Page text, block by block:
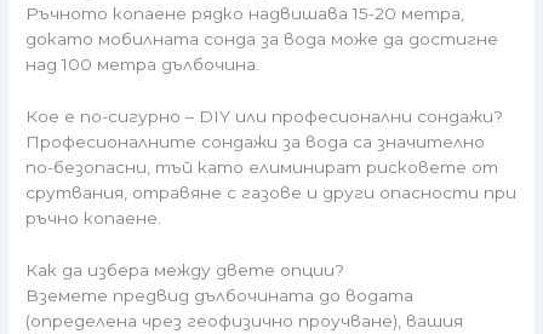
Ръчното копаене рядко надвишава 15-20 метра,
докато мобилната сонда за вода може да достигне
над 100 метра дълбочина.
Кое е по-сигурно – DIY или професионални сондажи?
Професионалните сондажи за вода са значително
по-безопасни, тъй като елиминират рисковете от
срутвания, отравяне с газове и други опасности при
ръчно копаене.
Как да избера между двете опции?
Вземете предвид дълбочината до водата
(определена чрез геофизично проучване), вашия